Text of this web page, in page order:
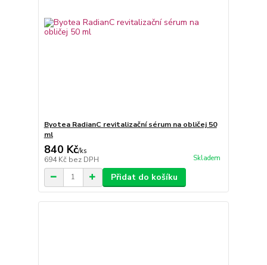
Byotea RadianC revitalizační sérum na obličej 50
ml
840 Kč/ks
694 Kč bez DPH Skladem
Přidat do košíku